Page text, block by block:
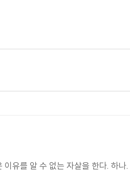
유를 알 수 없는 자살을 한다. 하